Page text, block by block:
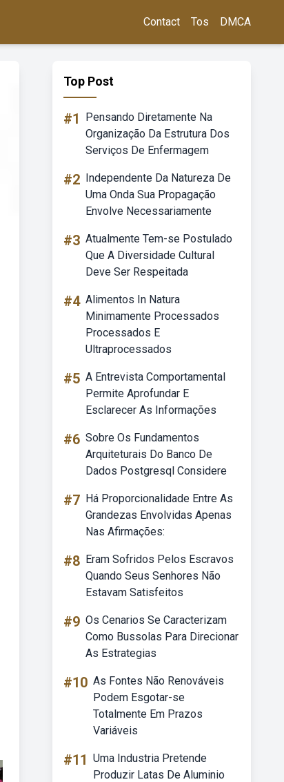
Contact Tos DMCA
Top Post
#1
Pensando Diretamente Na
Organização Da Estrutura Dos
Serviços De Enfermagem
#2 Independente Da Natureza De
Uma Onda Sua Propagação
Envolve Necessariamente
#3 Atualmente Tem-se Postulado
Que A Diversidade Cultural
Deve Ser Respeitada
#4 Alimentos In Natura
Minimamente Processados
Processados E
Ultraprocessados
#5 A Entrevista Comportamental
Permite Aprofundar E
Esclarecer As Informações
#6 Sobre Os Fundamentos
Arquiteturais Do Banco De
Dados Postgresql Considere
#7 Há Proporcionalidade Entre As
Grandezas Envolvidas Apenas
Nas Afirmações:
#8 Eram Sofridos Pelos Escravos
Quando Seus Senhores Não
Estavam Satisfeitos
#9 Os Cenarios Se Caracterizam
Como Bussolas Para Direcionar
As Estrategias
#10 As Fontes Não Renováveis
Podem Esgotar-se
Totalmente Em Prazos
Variáveis
#11 Uma Industria Pretende
Produzir Latas De Aluminio